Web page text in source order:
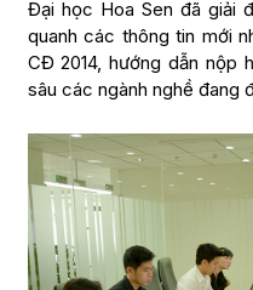
Đại học Hoa Sen đã giải
quanh các thông tin mới
CĐ 2014, hướng dẫn nộp
sâu các ngành nghề đang